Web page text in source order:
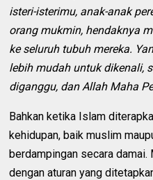
isteri-isterimu, anak-anak
orang mukmin, hendaknya
ke seluruh tubuh mereka.
lebih mudah untuk dikenali,
diganggu, dan Allah Maha
Bahkan ketika Islam
kehidupan, baik muslim
berdampingan secara
dengan aturan yang